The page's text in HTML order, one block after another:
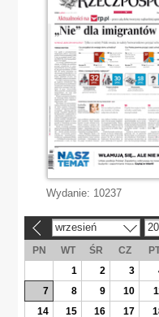
Wydanie: 10237
wrzesień
PN WT ŚR CZ
1
2 3
7
8 9 10
14
15 16 17